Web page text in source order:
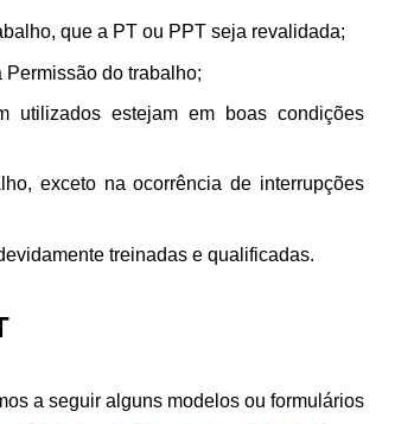
que a PT ou PPT seja revalidada;
do trabalho;
utilizados estejam em boas condições
exceto na ocorrência de interrupções
treinadas e qualificadas.
a seguir alguns modelos ou formulários